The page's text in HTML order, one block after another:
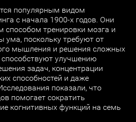
популярным видом
с начала 1900-х годов. Они
способом тренировки мозга и
ума, поскольку требуют от
мышления и решения сложных
улучшению
задач, концентрации
способностей и даже
показали, что
помогает сократить
когнитивных функций на семь